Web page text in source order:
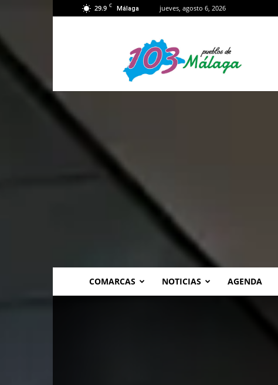
29.9 C Málaga jueves, agosto 6, 2026
Málaga
COMARCAS NOTICIAS AGENDA